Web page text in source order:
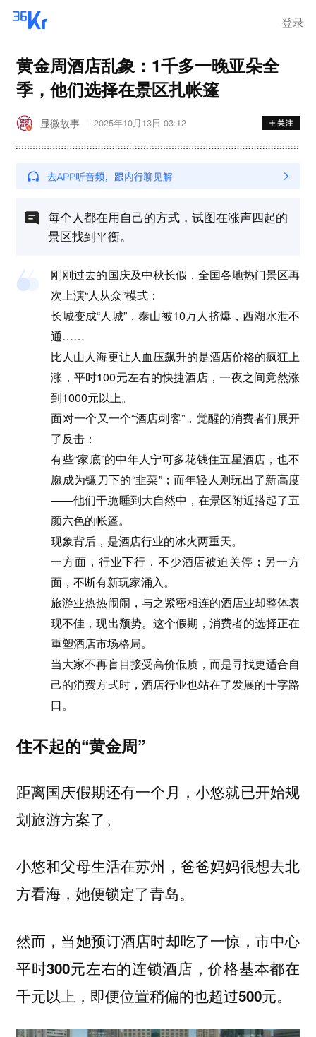
登录
黄金周酒店乱象：1千多一晚亚朵全
季，他们选择在景区扎帐篷
显微故事 2025年10月13日 03:12
每个人都在用自己的方式，试图在涨声四起的
景区找到平衡。
刚刚过去的国庆及中秋长假，全国各地热门景区再
次上演“人从众”模式：
长城变成“人城”，泰山被10万人挤爆，西湖水泄不
通……
比人山人海更让人血压飙升的是酒店价格的疯狂上
涨，平时100元左右的快捷酒店，一夜之间竟然涨
到1000元以上。
面对一个又一个“酒店刺客”，觉醒的消费者们展开
了反击：
有些“家底”的中年人宁可多花钱住五星酒店，也不
愿成为镰刀下的“韭菜”；而年轻人则玩出了新高度
——他们干脆睡到大自然中，在景区附近搭起了五
颜六色的帐篷。
现象背后，是酒店行业的冰火两重天。
一方面，行业下行，不少酒店被迫关停；另一方
面，不断有新玩家涌入。
旅游业热热闹闹，与之紧密相连的酒店业却整体表
现不佳，现出颓势。这个假期，消费者的选择正在
重塑酒店市场格局。
当大家不再盲目接受高价低质，而是寻找更适合自
己的消费方式时，酒店行业也站在了发展的十字路
口。
住不起的“黄金周”
距离国庆假期还有一个月，小悠就已开始规
划旅游方案了。
小悠和父母生活在苏州，爸爸妈妈很想去北
方看海，她便锁定了青岛。
然而，当她预订酒店时却吃了一惊， 市中心
平时300元左右的连锁酒店，价格基本都在
千元以上，即便位置稍偏的也超过500元。